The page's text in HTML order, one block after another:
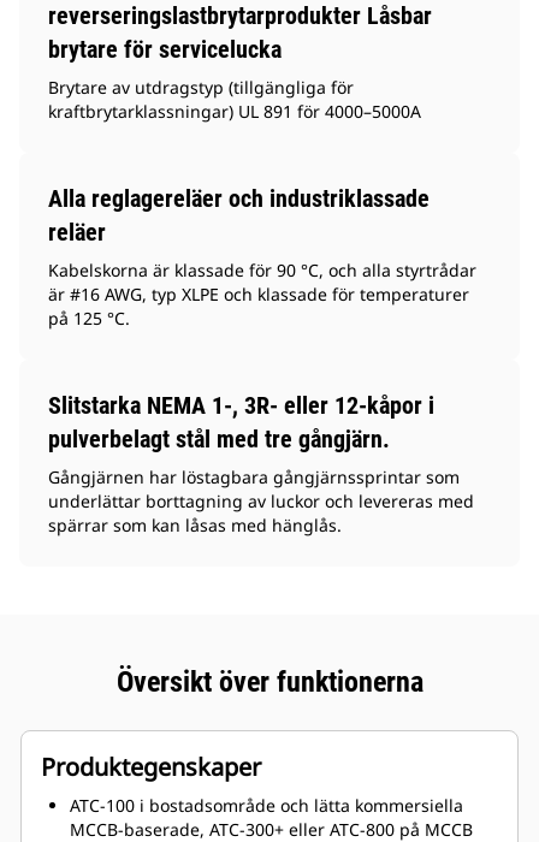
reverseringslastbrytarprodukter Låsbar
brytare för servicelucka
Brytare av utdragstyp (tillgängliga för
kraftbrytarklassningar) UL 891 för 4000–5000A
Alla reglagereläer och industriklassade
reläer
Kabelskorna är klassade för 90 °C, och alla styrtrådar
är #16 AWG, typ XLPE och klassade för temperaturer
på 125 °C.
Slitstarka NEMA 1-, 3R- eller 12-kåpor i
pulverbelagt stål med tre gångjärn.
Gångjärnen har löstagbara gångjärnssprintar som
underlättar borttagning av luckor och levereras med
spärrar som kan låsas med hänglås.
Översikt över funktionerna
Produktegenskaper
ATC-100 i bostadsområde och lätta kommersiella
MCCB-baserade, ATC-300+ eller ATC-800 på MCCB